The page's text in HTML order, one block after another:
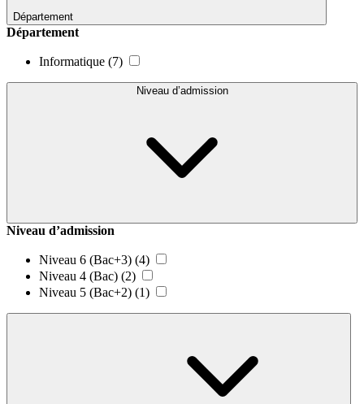
Département
Département
Informatique (7)
Niveau d’admission
Niveau d’admission
Niveau 6 (Bac+3) (4)
Niveau 4 (Bac) (2)
Niveau 5 (Bac+2) (1)